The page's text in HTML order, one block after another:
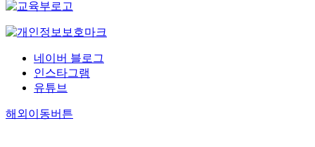
네이버 블로그
인스타그램
유튜브
해외이동버튼